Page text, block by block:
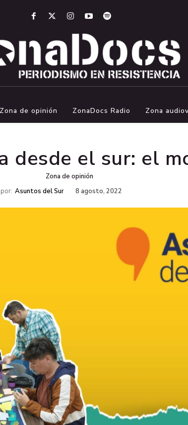
Zona de opinión ZonaDocs Radio Zona
desde el sur: el
Zona de opinión
Asuntos del Sur 8 agosto, 2022